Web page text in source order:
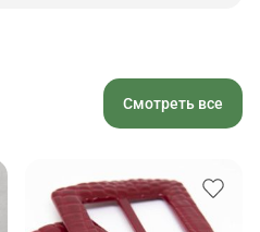
Смотреть все